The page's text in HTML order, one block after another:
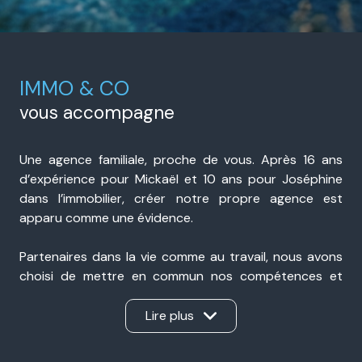
IMMO & CO
vous accompagne
Une agence familiale, proche de vous. Après 16 ans
d’expérience pour Mickaël et 10 ans pour Joséphine
dans l’immobilier, créer notre propre agence est
apparu comme une évidence.
Partenaires dans la vie comme au travail, nous avons
choisi de mettre en commun nos compétences et
notre expérience pour accompagner nos clients avec
sérieux, transparence et réactivité. Présents à Portes-
lès-Valence et à Valence, nous sommes une agence
Lire plus